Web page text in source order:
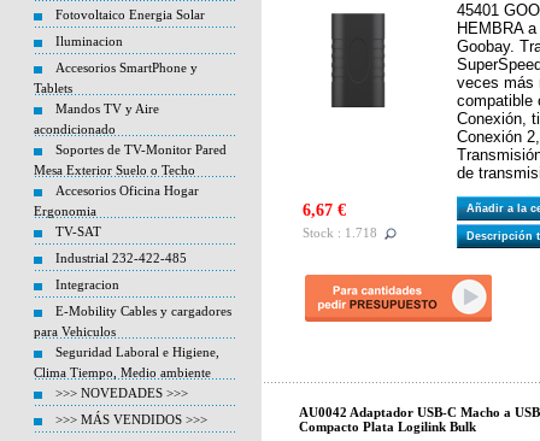
Fotovoltaico Energia Solar
Iluminacion
Accesorios SmartPhone y
Tablets
Mandos TV y Aire
acondicionado
Soportes de TV-Monitor Pared
Mesa Exterior Suelo o Techo
Accesorios Oficina Hogar
Ergonomia
TV-SAT
Industrial 232-422-485
Integracion
E-Mobility Cables y cargadores
para Vehiculos
Seguridad Laboral e Higiene,
Clima Tiempo, Medio ambiente
>>> NOVEDADES >>>
>>> MÁS VENDIDOS >>>
45401
HEMBRA
Goobay.
veces más
compatible
Conexión,
Conexión
de
6,67 €
Stock : 1.718
Añadir a la
Descripción
AU0042 Adaptador USB-C Macho a
Compacto Plata Logilink Bulk